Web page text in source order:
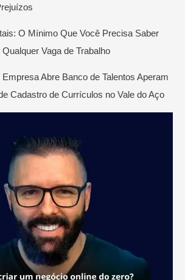
O Mínimo Que Você Precisa Saber
Vaga de Trabalho
Abre Banco de Talentos Aperam
Cadastro de Currículos no Vale do Aço